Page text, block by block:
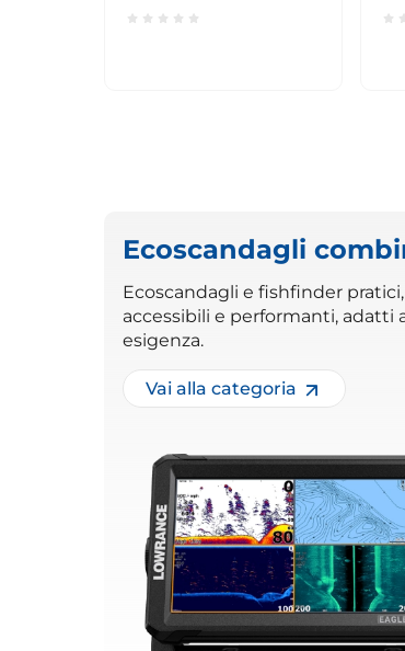
Ecoscandagli
Ecoscandagli e fishfinder pratici,
accessibili e performanti, adatti
esigenza.
Vai alla categoria